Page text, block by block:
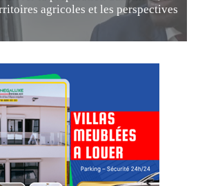
agricoles et les perspectives